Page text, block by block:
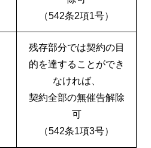
（542条2項1号）
残存部分では契約の目
的を達することができ
なければ、
契約全部の無催告解除
可
（542条1項3号）